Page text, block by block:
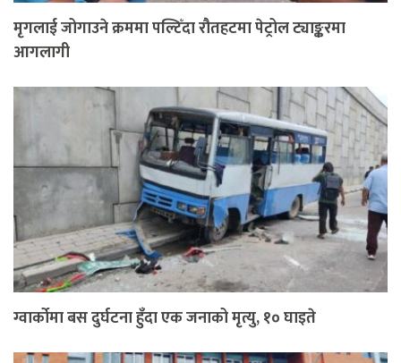
मृगलाई जोगाउने क्रममा पल्टिँदा रौतहटमा पेट्रोल ट्याङ्करमा
आगलागी
ग्वार्कोमा बस दुर्घटना हुँदा एक जनाको मृत्यु, १० घाइते